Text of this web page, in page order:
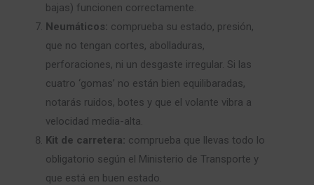
bajas) funcionen correctamente.
Neumáticos: comprueba su estado, presión,
que no tengan cortes, abolladuras,
perforaciones, ni un desgaste irregular. Si las
cuatro ‘gomas’ no están bien equilibaradas,
notarás ruidos, botes y que el volante vibra a
velocidad media-alta.
Kit de carretera: comprueba que llevas todo lo
obligatorio según el Ministerio de Transporte y
que está en buen estado.